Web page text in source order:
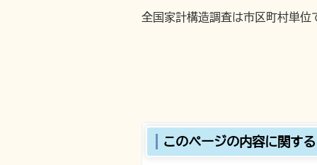
全国家計構造調査は市区町村単位
このページの内容に関す